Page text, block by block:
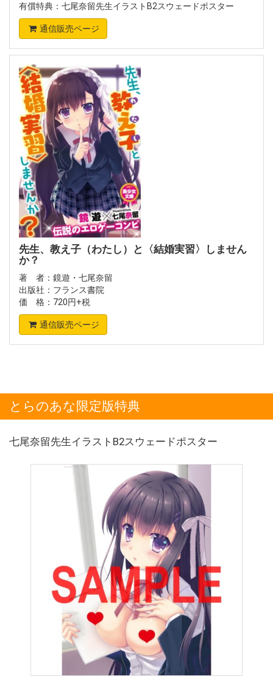
有償特典：七尾奈留先生イラストB2スウェードポスター
通信販売ページ
先生、教え子（わたし）と〈結婚実習〉しません
か？
著 者：鏡遊・七尾奈留
出版社：フランス書院
価 格：720円+税
通信販売ページ
とらのあな限定版特典
七尾奈留先生イラストB2スウェードポスター